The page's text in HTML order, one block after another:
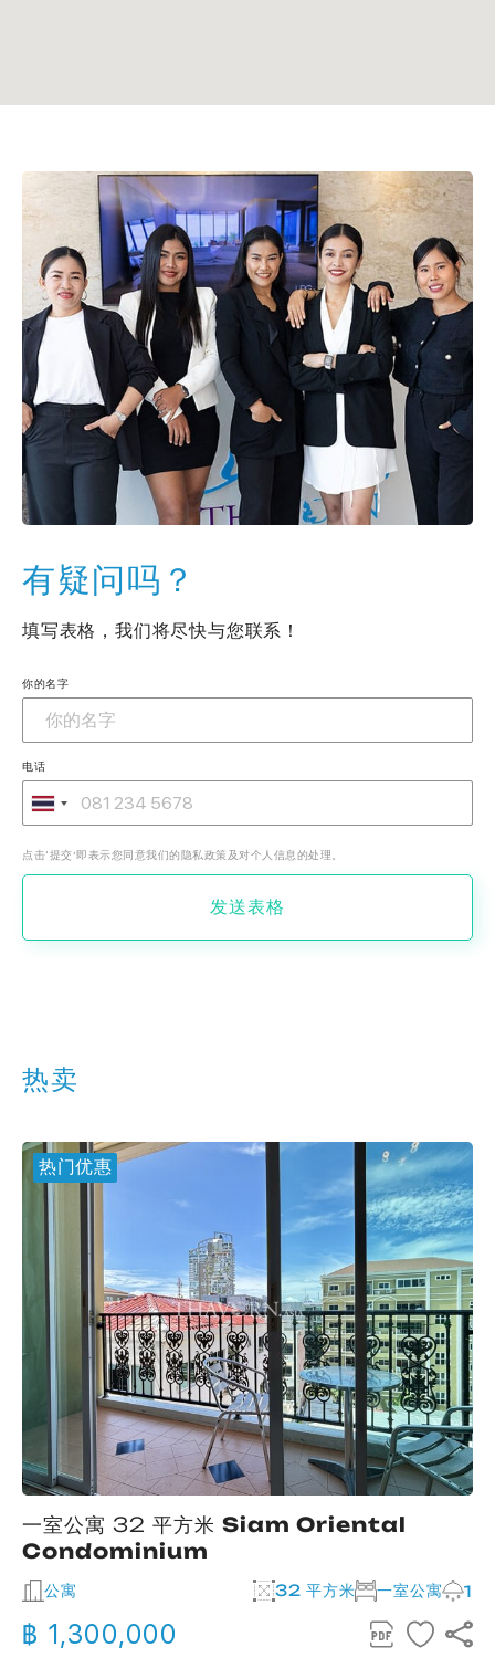
有疑问吗？
填写表格，我们将尽快与您联系！
你的名字
电话
点击‘提交’即表示您同意我们的隐私政策及对个人信息的处理。
发送表格
热卖
热门优惠
一室公寓 32 平方米 Siam Oriental
Condominium
公寓 32 平方米 一室公寓 1
฿ 1,300,000